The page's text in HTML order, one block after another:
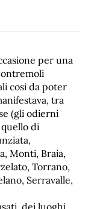
per una
così da poter
tra
(gli odierni
di
Monti, Braia,
Torrano,
Serravalle,
dei luoghi